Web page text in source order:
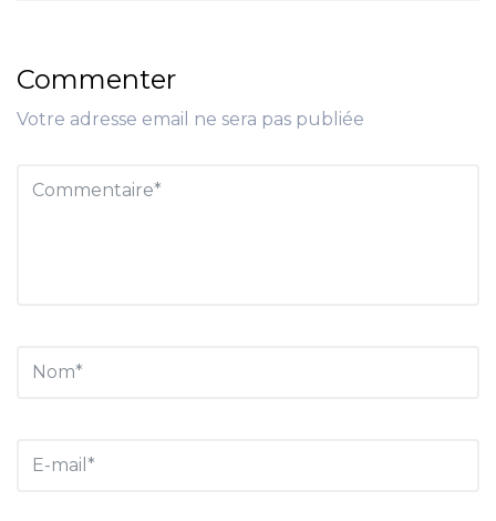
Commenter
Votre adresse email ne sera pas publiée